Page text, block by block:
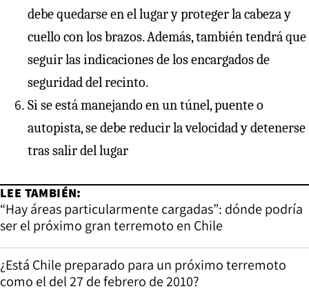
debe quedarse en el lugar y proteger la cabeza y
cuello con los brazos. Además, también tendrá que
seguir las indicaciones de los encargados de
seguridad del recinto.
Si se está manejando en un túnel, puente o
autopista, se debe reducir la velocidad y detenerse
tras salir del lugar
LEE TAMBIÉN:
“Hay áreas particularmente cargadas”: dónde podría
ser el próximo gran terremoto en Chile
¿Está Chile preparado para un próximo terremoto
como el del 27 de febrero de 2010?